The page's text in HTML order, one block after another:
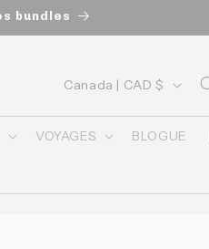
bundles
VOYAGES BLOGUE
P
a
y
/
Canada | CAD $